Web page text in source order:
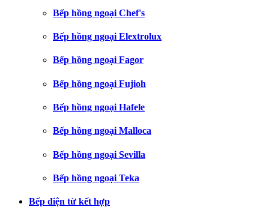
Bếp hồng ngoại Chef's
Bếp hồng ngoại Elextrolux
Bếp hồng ngoại Fagor
Bếp hồng ngoại Fujioh
Bếp hồng ngoại Hafele
Bếp hồng ngoại Malloca
Bếp hồng ngoại Sevilla
Bếp hồng ngoại Teka
Bếp điện từ kết hợp